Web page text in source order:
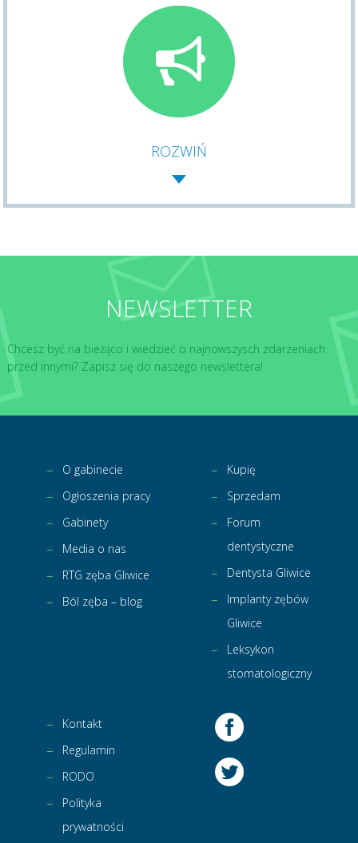
ROZWIŃ
NEWSLETTER
Chcesz być na bieżąco i wiedzieć o najnowszysch zdarzeniach
przed innymi? Zapisz się do naszego newslettera!
O gabinecie
Ogłoszenia pracy
Gabinety
Media o nas
RTG zęba Gliwice
Ból zęba – blog
Kupię
Sprzedam
Forum
dentystyczne
Dentysta Gliwice
Implanty zębów
Gliwice
Leksykon
stomatologiczny
Kontakt
Regulamin
RODO
Polityka
prywatności